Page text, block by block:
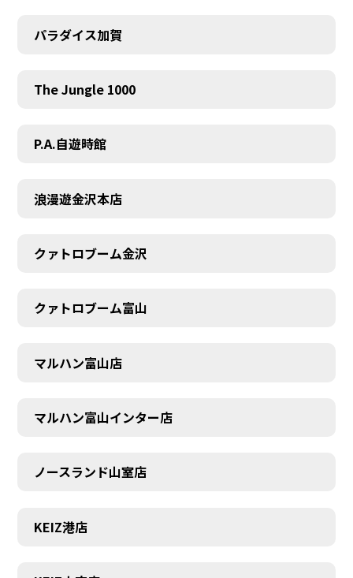
パラダイス加賀
The Jungle 1000
P.A.自遊時館
浪漫遊金沢本店
クァトロブーム金沢
クァトロブーム富山
マルハン富山店
マルハン富山インター店
ノースランド山室店
KEIZ港店